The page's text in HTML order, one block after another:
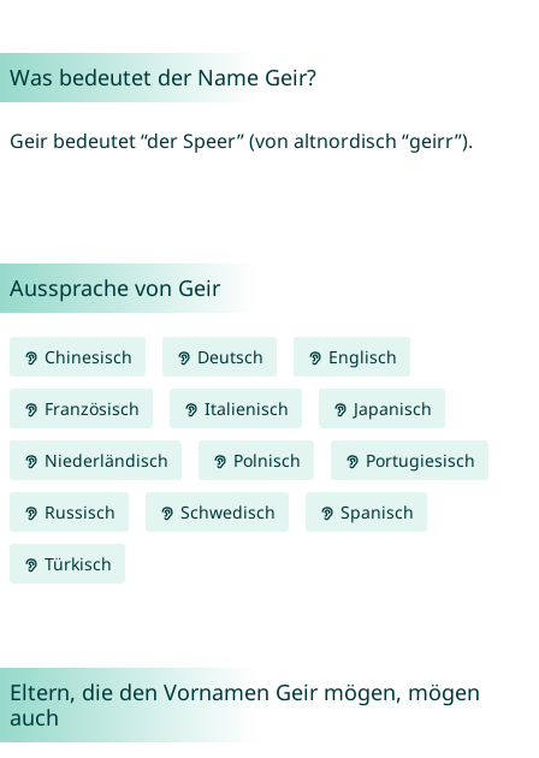
Was bedeutet der Name Geir?
Geir bedeutet “der Speer” (von altnordisch “geirr”).
Aussprache von Geir
Chinesisch Deutsch Englisch
Französisch Italienisch Japanisch
Niederländisch Polnisch Portugiesisch
Russisch Schwedisch Spanisch
Türkisch
Eltern, die den Vornamen Geir mögen, mögen
auch